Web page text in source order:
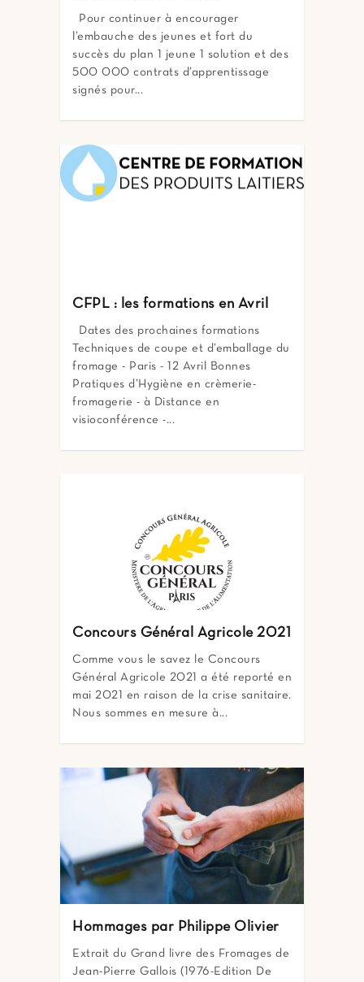
Pour continuer à encourager
l’embauche des jeunes et fort du
succès du plan 1 jeune 1 solution et des
500 000 contrats d’apprentissage
signés pour...
CFPL : les formations en Avril
Dates des prochaines formations
Techniques de coupe et d’emballage du
fromage - Paris - 12 Avril Bonnes
Pratiques d’Hygiène en crèmerie-
fromagerie - à Distance en
visioconférence -...
Concours Général Agricole 2021
Comme vous le savez le Concours
Général Agricole 2021 a été reporté en
mai 2021 en raison de la crise sanitaire.
Nous sommes en mesure à...
Hommages par Philippe Olivier
Extrait du Grand livre des Fromages de
Jean-Pierre Gallois (1976-Edition De